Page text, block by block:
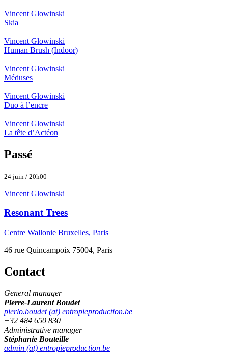
Vincent Glowinski
Skia
Vincent Glowinski
Human Brush (Indoor)
Vincent Glowinski
Méduses
Vincent Glowinski
Duo à l’encre
Vincent Glowinski
La tête d’Actéon
Passé
24 juin / 20h00
Vincent Glowinski
Resonant Trees
Centre Wallonie Bruxelles, Paris
46 rue Quincampoix 75004, Paris
Contact
General manager
Pierre-Laurent Boudet
pierlo.boudet (at) entropieproduction.be
+32 484 650 830
Administrative manager
Stéphanie Bouteille
admin (at) entropieproduction.be